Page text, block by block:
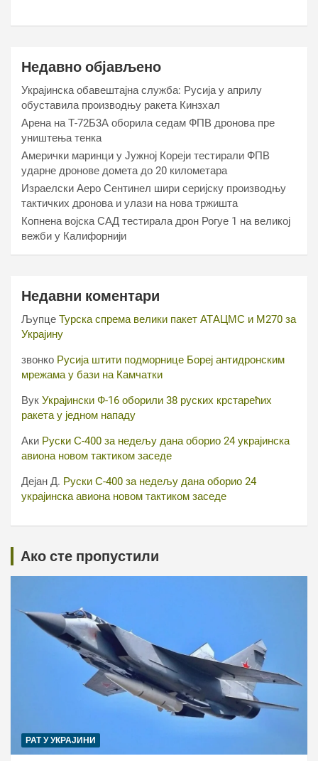
Недавно објављено
Украјинска обавештајна служба: Русија у априлу
обуставила производњу ракета Кинзхал
Арена на Т-72Б3А оборила седам ФПВ дронова пре
уништења тенка
Амерички маринци у Јужној Кореји тестирали ФПВ
ударне дронове домета до 20 километара
Израелски Аеро Сентинел шири серијску производњу
тактичких дронова и улази на нова тржишта
Копнена војска САД тестирала дрон Рогуе 1 на великој
вежби у Калифорнији
Недавни коментари
Љупце Турска спрема велики пакет АТАЦМС и М270 за
Украјину
звонко Русија штити подморнице Бореј антидронским
мрежама у бази на Камчатки
Вук Украјински Ф-16 оборили 38 руских крстарећих
ракета у једном нападу
Аки Руски С-400 за недељу дана оборио 24 украјинска
авиона новом тактиком заседе
Дејан Д. Руски С-400 за недељу дана оборио 24
украјинска авиона новом тактиком заседе
Ако сте пропустили
РАТ У УКРАЈИНИ